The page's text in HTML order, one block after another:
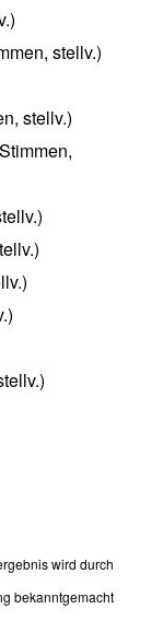
stellv.)
stellv.)
wird durch
bekanntgemacht